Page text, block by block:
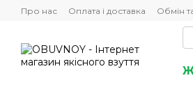
Перейти до основного контенту
Про нас Оплата і доставка Обмін